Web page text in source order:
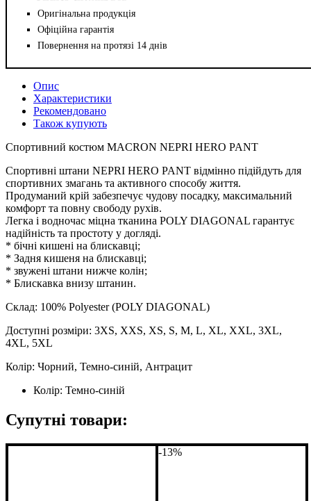
Оригінальна продукція
Офіційна гарантія
Повернення на протязі 14 днів
Опис
Характеристики
Рекомендовано
Також купують
Спортивний костюм MACRON NEPRI HERO PANT
Спортивні штани NEPRI HERO PANT відмінно підійдуть для
спортивних змагань та активного способу життя.
Продуманий крій забезпечує чудову посадку, максимальний
комфорт та повну свободу рухів.
Легка і водночас міцна тканина POLY DIAGONAL гарантує
надійність та простоту у догляді.
* бічні кишені на блискавці;
* Задня кишеня на блискавці;
* звужені штани нижче колін;
* Блискавка внизу штанин.
Склад: 100% Polyester (POLY DIAGONAL)
Доступні розміри: 3XS, XXS, XS, S, M, L, XL, XXL, 3XL,
4XL, 5XL
Колір: Чорний, Темно-синій, Антрацит
Колір: Темно-синій
Супутні товари:
-13%